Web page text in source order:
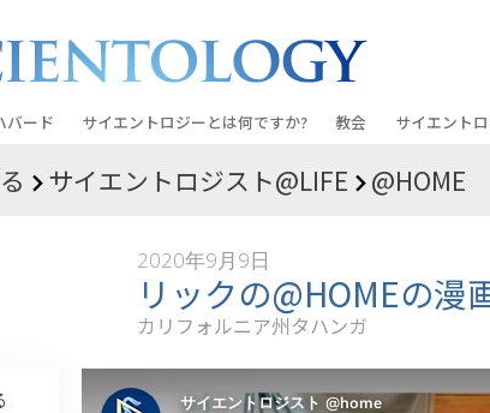
バード サイエントロジーとは何ですか?
信条と実践
サイエントロジストたちが語るサイエ
ントロジー
サイエントロジストに会いましょう
教会の内部
教会
教会を探す
上級
オーガニゼーション
フラッグ･ランド･ベー
フリーウィンズ
サイエント
グランド・オ
デビッド･ミ
Scientology
サイエントロジスト@LIFE @HOME
2020年9月9日
リックの@HOMEの漫
カリフォルニア州タハンガ